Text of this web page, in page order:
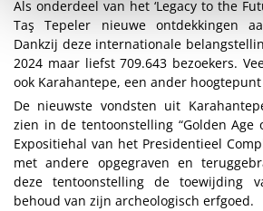
Als onderdeel van het ‘Legacy to the
Taş Tepeler nieuwe ontdekkingen
Dankzij deze internationale
2024 maar liefst 709.643 bezoekers.
ook Karahantepe, een ander
De nieuwste vondsten uit
zien in de tentoonstelling “Golden Age
Expositiehal van het Presidentieel
met andere opgegraven en
deze tentoonstelling de toewijding
behoud van zijn archeologisch erfgoed.